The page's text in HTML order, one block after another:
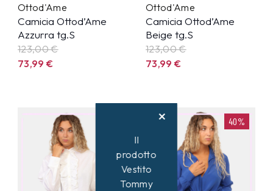
Ottod'Ame
Camicia Ottod’Ame
Azzurra tg.S
123,00 €
73,99€
Ottod'Ame
Camicia Ottod’Ame
Beige tg.S
123,00 €
73,99€
40%
Il
prodotto
Vestito
Tommy